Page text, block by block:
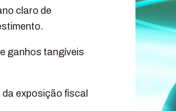
claro de
ganhos tangíveis
da exposição fiscal